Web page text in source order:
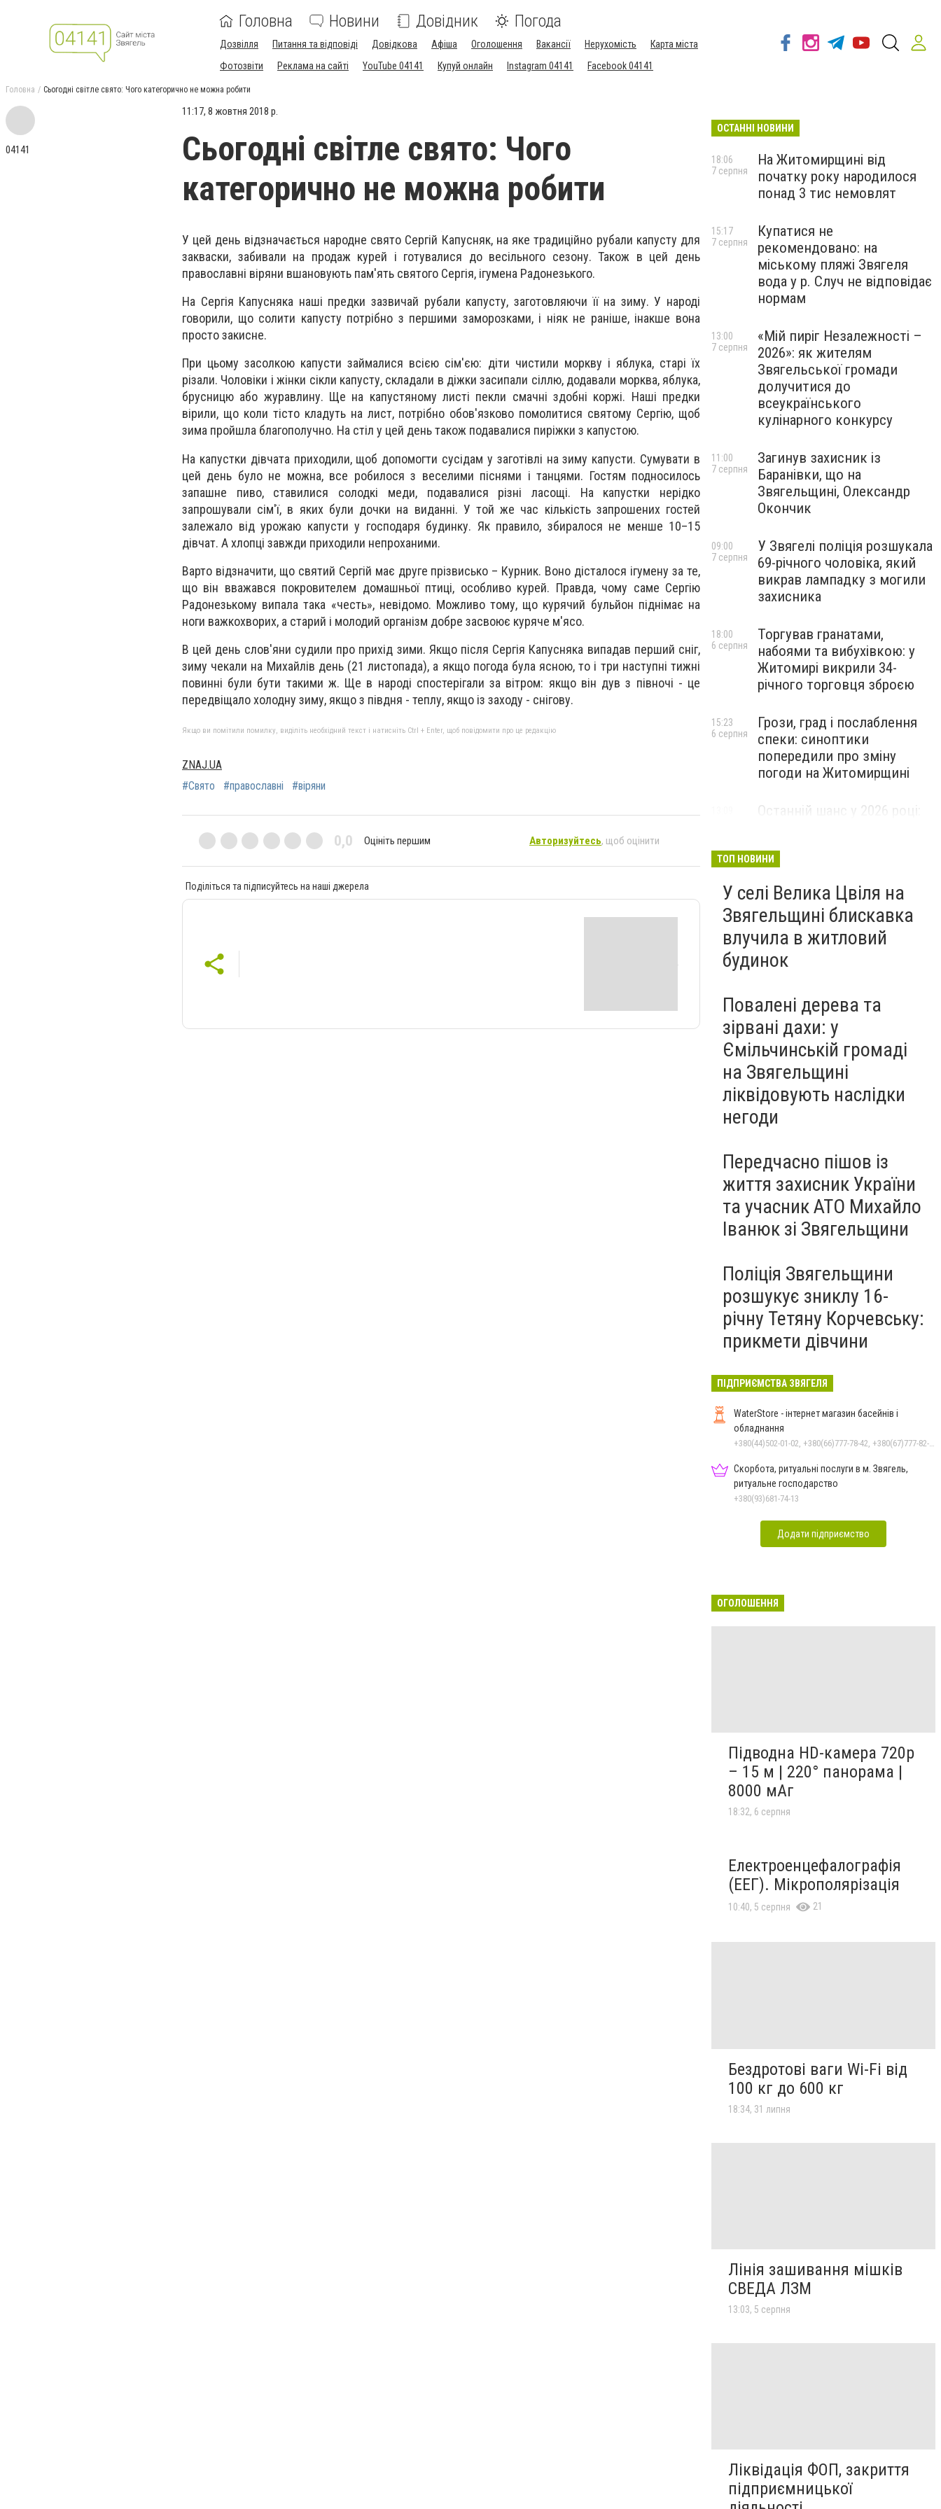
Головна Новини Довідник Погода
Дозвілля Питання та відповіді Довідкова Афіша Оголошення Вакансії Нерухомість
Карта міста
Фотозвіти
Реклама на сайті YouTube 04141 Купуй онлайн Instagram 04141 Facebook 04141
Головна Сьогодні світле свято: Чого категорично не можна робити
04141
11:17, 8 жовтня 2018 р.
Сьогодні світле свято: Чого
категорично не можна робити
У цей день відзначається народне свято Сергій Капусняк, на яке традиційно рубали капусту для
закваски, забивали на продаж курей і готувалися до весільного сезону. Також в цей день
православні віряни вшановують пам'ять святого Сергія, ігумена Радонезького.
На Сергія Капусняка наші предки зазвичай рубали капусту, заготовляючи її на зиму. У народі
говорили, що солити капусту потрібно з першими заморозками, і ніяк не раніше, інакше вона
просто закисне.
При цьому засолкою капусти займалися всією сім'єю: діти чистили моркву і яблука, старі їх
різали. Чоловіки і жінки сікли капусту, складали в діжки засипали сіллю, додавали морква, яблука,
брусницю або журавлину. Ще на капустяному листі пекли смачні здобні коржі. Наші предки
вірили, що коли тісто кладуть на лист, потрібно обов'язково помолитися святому Сергію, щоб
зима пройшла благополучно. На стіл у цей день також подавалися пиріжки з капустою.
На капустки дівчата приходили, щоб допомогти сусідам у заготівлі на зиму капусти. Сумувати в
цей день було не можна, все робилося з веселими піснями і танцями. Гостям подносилось
запашне пиво, ставилися солодкі меди, подавалися різні ласощі. На капустки нерідко
запрошували сім'ї, в яких були дочки на виданні. У той же час кількість запрошених гостей
залежало від урожаю капусти у господаря будинку. Як правило, збиралося не менше 10–15
дівчат. А хлопці завжди приходили непроханими.
Варто відзначити, що святий Сергій має друге прізвисько – Курник. Воно дісталося ігумену за те,
що він вважався покровителем домашньої птиці, особливо курей. Правда, чому саме Сергію
Радонезькому випала така «честь», невідомо. Можливо тому, що курячий бульйон піднімає на
ноги важкохворих, а старий і молодий організм добре засвоює куряче м'ясо.
В цей день слов'яни судили про прихід зими. Якщо після Сергія Капусняка випадав перший сніг,
зиму чекали на Михайлів день (21 листопада), а якщо погода була ясною, то і три наступні тижні
повинні були бути такими ж. Ще в народі спостерігали за вітром: якщо він дув з півночі - це
передвіщало холодну зиму, якщо з півдня - теплу, якщо із заходу - снігову.
Якщо ви помітили помилку, виділіть необхідний текст і натисніть Ctrl + Enter, щоб повідомити про це редакцію
ZNAJ.UA
#Свято
#православні #віряни
0,0 Оцініть першим Авторизуйтесь, щоб оцінити
Поділіться та підписуйтесь на наші джерела
ОСТАННІ НОВИНИ
На Житомирщині від
початку року народилося
понад 3 тис немовлят
18:06
7 серпня
Купатися не
рекомендовано: на
міському пляжі Звягеля
вода у р. Случ не відповідає
нормам
15:17
7 серпня
«Мій пиріг Незалежності –
2026»: як жителям
Звягельської громади
долучитися до
всеукраїнського
кулінарного конкурсу
13:00
7 серпня
Загинув захисник із
Баранівки, що на
Звягельщині, Олександр
Окончик
11:00
7 серпня
У Звягелі поліція розшукала
69-річного чоловіка, який
викрав лампадку з могили
захисника
09:00
7 серпня
Торгував гранатами,
набоями та вибухівкою: у
Житомирі викрили 34-
річного торговця зброєю
18:00
6 серпня
Грози, град і послаблення
спеки: синоптики
попередили про зміну
погоди на Житомирщині
15:23
6 серпня
Останній шанс у 2026 році:
майбутніх водійок автобусів
ТОП НОВИНИ
У селі Велика Цвіля на
Звягельщині блискавка
влучила в житловий
будинок
Повалені дерева та
зірвані дахи: у
Ємільчинській громаді
на Звягельщині
ліквідовують наслідки
негоди
Передчасно пішов із
життя захисник України
та учасник АТО Михайло
Іванюк зі Звягельщини
Поліція Звягельщини
розшукує зниклу 16-
річну Тетяну Корчевську:
прикмети дівчини
ПІДПРИЄМСТВА ЗВЯГЕЛЯ
WaterStore - інтернет магазин басейнів і
обладнання
+380(44)502-01-02, +380(66)777-78-42, +380(67)777-82-19, +380(67)890-80-80, +380(73)890-80-80, +380(44)502-01-03
Скорбота, ритуальні послуги в м. Звягель,
ритуальне господарство
+380(93)681-74-13
Додати підприємство
ОГОЛОШЕННЯ
Підводна HD-камера 720p
– 15 м | 220° панорама |
8000 мАг
18:32, 6 серпня
Електроенцефалографія
(ЕЕГ). Мікрополярізація
10:40, 5 серпня 21
Бездротові ваги Wi-Fi від
100 кг до 600 кг
18:34, 31 липня
Лінія зашивання мішків
СВЕДА ЛЗМ
13:03, 5 серпня
Ліквідація ФОП, закриття
підприємницької